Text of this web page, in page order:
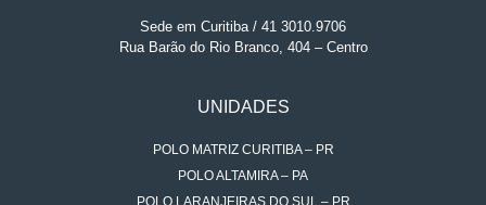
Sede em Curitiba / 41 3010.9706
Rua Barão do Rio Branco, 404 – Centro
UNIDADES
POLO MATRIZ CURITIBA – PR
POLO ALTAMIRA – PA
POLO LARANJEIRAS DO SUL – PR